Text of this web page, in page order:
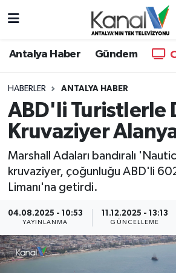
Antalya Haber Gündem
HABERLER ANTALYA HABER
ABD'li Turistlerle
Kruvaziyer
Marshall Adaları bandıralı
kruvaziyer, çoğunluğu ABD'li
Limanı'na getirdi.
04.08.2025 - 10:53
YAYINLANMA
11.12.2025 - 13:13
GÜNCELLEME
Antalya Haber
Dünya
Eğitim
Ekonomi
Haber Kuşakları
Hava Durumu
Trafik Durumu
Süper Lig Puan Durumu ve
Tüm Manşetler